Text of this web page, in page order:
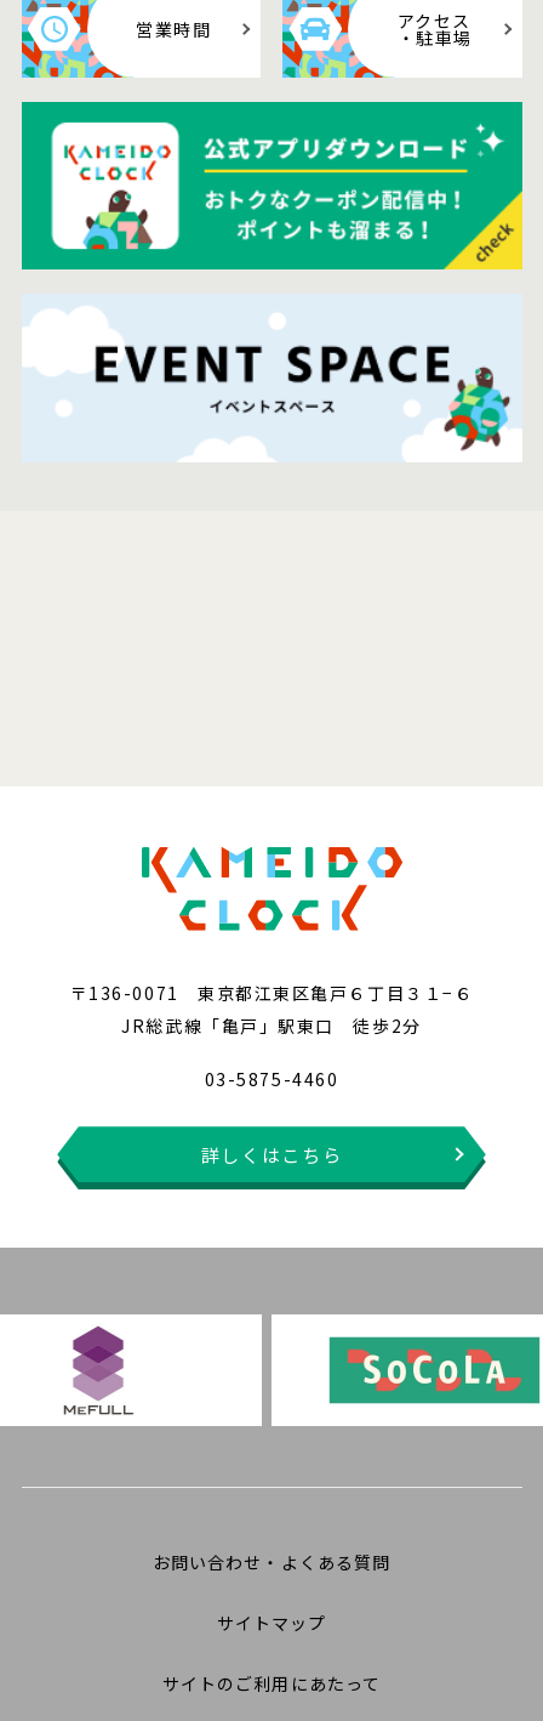
営業時間 アクセス
・駐車場
〒136-0071 東京都江東区亀戸６丁目３１−６
JR総武線「亀戸」駅東口 徒歩2分
03-5875-4460
詳しくはこちら
お問い合わせ・よくある質問
サイトマップ
サイトのご利用にあたって